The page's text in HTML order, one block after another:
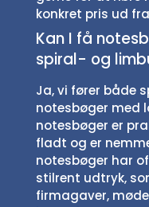
konkret pris ud
Kan I få
spiral- og
Ja, vi fører både
notesbøger med
notesbøger er
fladt og er
notesbøger har
stilrent udtryk,
firmagaver,